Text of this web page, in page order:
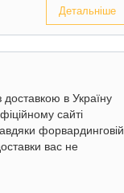
Детальніше
в Україну
сайті
форвардинговій
вас не